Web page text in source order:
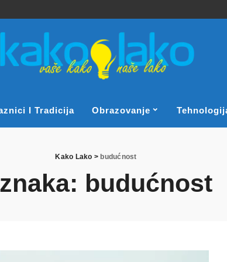
I Tradicija Obrazovanje
Kako Lako > budućnost
budućnost